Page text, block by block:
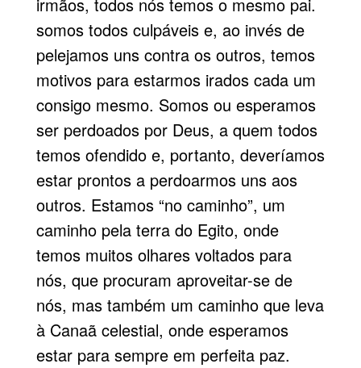
irmãos, todos nós temos o mesmo pai.
somos todos culpáveis e, ao invés de
pelejamos uns contra os outros, temos
motivos para estarmos irados cada um
consigo mesmo. Somos ou esperamos
ser perdoados por Deus, a quem todos
temos ofendido e, portanto, deveríamos
estar prontos a perdoarmos uns aos
outros. Estamos “no caminho”, um
caminho pela terra do Egito, onde
temos muitos olhares voltados para
nós, que procuram aproveitar-se de
nós, mas também um caminho que leva
à Canaã celestial, onde esperamos
estar para sempre em perfeita paz.